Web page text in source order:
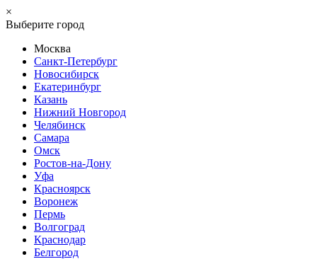
×
Выберите город
Москва
Санкт-Петербург
Новосибирск
Екатеринбург
Казань
Нижний Новгород
Челябинск
Самара
Омск
Ростов-на-Дону
Уфа
Красноярск
Воронеж
Пермь
Волгоград
Краснодар
Белгород